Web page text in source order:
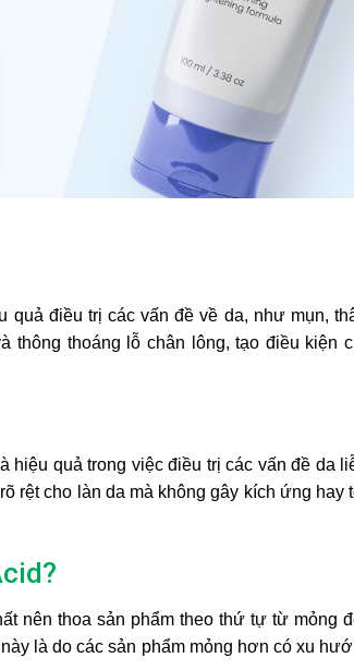
điều trị các vấn đề về da, như mụn,
thông thoáng lỗ chân lông, tạo điều kiện
hiệu quả trong việc điều trị các vấn đề da
rệt cho làn da mà không gây kích ứng hay
nên thoa sản phẩm theo thứ tự từ mỏng
là do các sản phẩm mỏng hơn có xu